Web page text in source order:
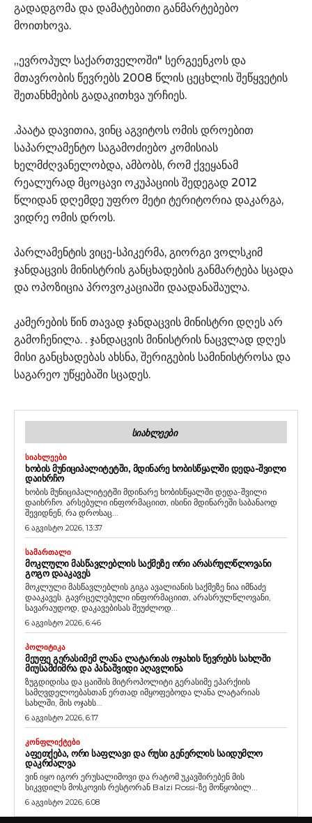
გადადგომა და დამატებითი განმარტებებო
მოითხოვა.
„ევროპულ საქართველოში" სერგეენკოს და
მთავრობის წევრებს 2008 წლის ცეცხლის შეწყვეტის
შეთანხმების გადაკითხვა ურჩიეს.
.პაატა დავითია, ვინც აგვიტოს ომის დროებით
საპარლამენტო საგამოძიებო კომისიას
ხელმძღვანელობდა, ამბობს, რომ ქვეყანამ
რეალურად მცოცავი ოკუპაციის შედეგად 2012
წლიდან დღემდე უფრო მეტი ტერიტორია დაკარგა,
ვიდრე ომის დროს.
პარლამენტის ვიცე-სპიკერმა, გიორგი ვოლსკიმ
ჯანდაცვის მინისტრის განცხადების განმარტება სცადა
და ოპოზიცია პროვოკაციაში დაადანაშაულა.
კამერების წინ თავად ჯანდაცვის მინისტრი დღეს არ
გამოჩენილა. . ჯანდაცვის მინისტრის ნაცვლად დღეს
მისი განცხადებას ახსნა, შერიგების სამინისტროსა და
საგარეო უწყებაში სცადეს.
ᲡᲘᲐᲮᲚᲔᲔᲑᲘ
ᲡᲘᲐᲮᲚᲔᲔᲑᲘ
ᲮᲝᲑᲘᲡ ᲛᲣᲜᲘᲪᲘᲞᲐᲚᲘᲢᲔᲢᲨᲘ, ᲛᲓᲘᲜᲐᲠᲔ ᲮᲝᲑᲘᲡᲬᲧᲐᲚᲨᲘ ᲓᲔᲓᲐ-ᲨᲕᲘᲚᲘ
ᲓᲐᲘᲮᲠᲩᲝ
ხობის მუნიციპალიტეტში მდინარე ხობისწყალში დედა-შვილი
დაიხრჩო. არსებული ინფორმაციით, ისინი მდინარეში საბანაოდ
შევიდნენ, რა დროსაც...
6 აგვისტო 2026, 13:37
ᲡᲐᲛᲐᲠᲗᲐᲚᲘ
ᲛᲝᲙᲚᲣᲚᲘ ᲛᲐᲡᲬᲐᲕᲚᲔᲑᲚᲘᲡ ᲡᲐᲥᲛᲔᲖᲔ ᲝᲠᲘ ᲐᲠᲐᲡᲠᲣᲚᲬᲚᲝᲕᲐᲜᲘ
ᲒᲝᲒᲝ ᲓᲐᲐᲙᲐᲕᲔᲡ
მოკლული მასწავლებლის გიგა ავალიანის საქმეზე ნია იმნაძე
დააკავეს. გავრცელებული ინფორმაციით, არასრულწლოვანი,
სავარაუდოდ, დაკავებისას შეუძლოდ...
6 აგვისტო 2026, 6:46
ᲞᲝᲚᲘᲢᲘᲙᲐ
ᲛᲔᲣᲤᲔ ᲒᲔᲠᲐᲡᲘᲛᲔᲛ ᲚᲐᲜᲐ ᲚᲐᲢᲐᲠᲘᲐᲡ ᲝᲯᲐᲮᲘᲡ ᲬᲔᲕᲠᲔᲑᲡ ᲡᲐᲮᲚᲨᲘ
ᲛᲘᲣᲡᲐᲛᲫᲘᲛᲠᲐ ᲓᲐ ᲞᲐᲜᲐᲨᲕᲘᲓᲘ ᲐᲦᲐᲕᲚᲘᲜᲐ
ზუგდიდისა და ცაიშის მიტროპოლიტი გერასიმე ეპარქიის
სამღვდელოებასთან ერთად იმყოფებოდა ლანა ლატარიას
სახლში, მის ოჯახს...
6 აგვისტო 2026, 6:17
ᲙᲝᲜᲤᲚᲘᲥᲢᲔᲑᲘ
ᲐᲤᲔᲗᲥᲔᲑᲐ, ᲝᲠᲘ ᲡᲐᲤᲚᲐᲕᲘ ᲓᲐ ᲠᲣᲡᲘ ᲒᲔᲜᲔᲠᲚᲘᲡ ᲡᲐᲘᲓᲣᲛᲚᲝ
ᲓᲐᲙᲠᲫᲐᲚᲕᲐ
ვინ იყო იგორ ერუსალიმოვი და რატომ უკავშირებენ მის
სიკვდილს მოსკოვის რესტორან Balzi Rossi-ზე მოწყობილ...
6 აგვისტო 2026, 6:08